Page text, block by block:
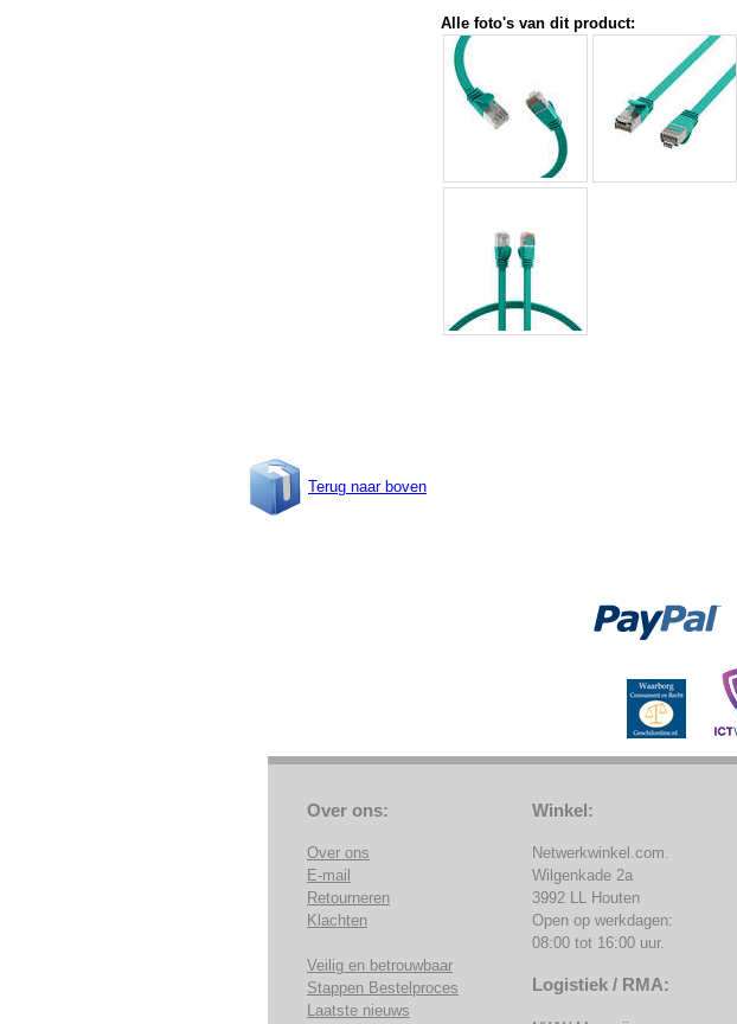
Alle foto's van dit product:
Terug naar boven
Over ons:
Over ons
E-mail
Retourneren
Klachten
Veilig en betrouwbaar
Stappen Bestelproces
Laatste nieuws
Winkel:
Netwerkwinkel.com.
Wilgenkade 2a
3992 LL Houten
Open op werkdagen:
08:00 tot 16:00 uur.
Logistiek / RMA: